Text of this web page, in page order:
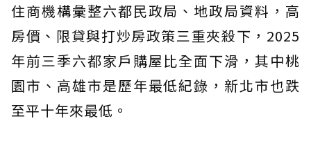
住商機構彙整六都民政局、地政局資料，高
房價、限貸與打炒房政策三重夾殺下，2025
年前三季六都家戶購屋比全面下滑，其中桃
園市、高雄市是歷年最低紀錄，新北市也跌
至平十年來最低。